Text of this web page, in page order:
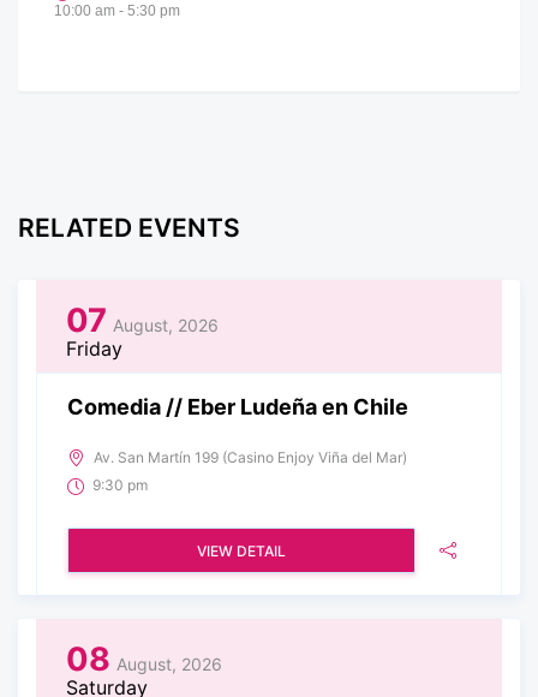
10:00 am - 5:30 pm
RELATED EVENTS
07 August, 2026
Friday
Comedia // Eber Ludeña en Chile
Av. San Martín 199 (Casino Enjoy Viña del Mar)
9:30 pm
VIEW DETAIL
08 August, 2026
Saturday